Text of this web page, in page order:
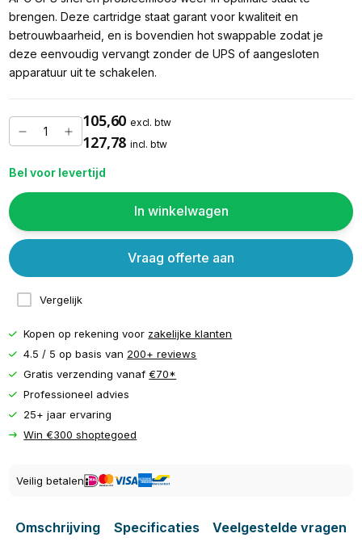
brengen. Deze cartridge staat garant voor kwaliteit en
betrouwbaarheid, en is bovendien hot swappable zodat je
deze eenvoudig vervangt zonder de UPS of aangesloten
apparatuur uit te schakelen.
105,60 excl. btw
127,78 incl. btw
Bel voor levertijd
In winkelwagen
Vergelijk
Vraag offerte aan
Kopen op rekening voor zakelijke klanten
4.5 / 5 op basis van 200+ reviews
Gratis verzending vanaf€70*
Professioneel advies
25+ jaar ervaring
Win €300 shoptegoed
Veilig betalen
Omschrijving Specificaties Veelgestelde vragen